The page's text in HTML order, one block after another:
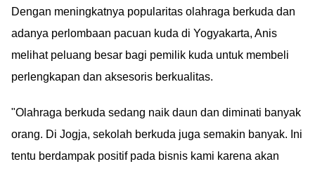
Dengan meningkatnya popularitas olahraga berkuda dan
adanya perlombaan pacuan kuda di Yogyakarta, Anis
melihat peluang besar bagi pemilik kuda untuk membeli
perlengkapan dan aksesoris berkualitas.
"Olahraga berkuda sedang naik daun dan diminati banyak
orang. Di Jogja, sekolah berkuda juga semakin banyak. Ini
tentu berdampak positif pada bisnis kami karena akan